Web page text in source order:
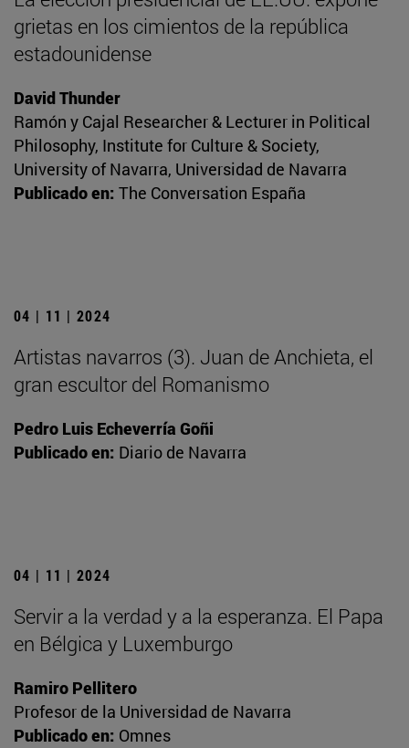
grietas en los cimientos de la república
estadounidense
David Thunder
Ramón y Cajal Researcher & Lecturer in Political
Philosophy, Institute for Culture & Society,
University of Navarra, Universidad de Navarra
Publicado en: The Conversation España
04 | 11 | 2024
Artistas navarros (3). Juan de Anchieta, el
gran escultor del Romanismo
Pedro Luis Echeverría Goñi
Publicado en: Diario de Navarra
04 | 11 | 2024
Servir a la verdad y a la esperanza. El Papa
en Bélgica y Luxemburgo
Ramiro Pellitero
Profesor de la Universidad de Navarra
Publicado en: Omnes